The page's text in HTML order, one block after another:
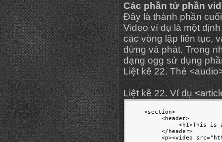
Các phần tử phần
Đây là thành phần
Video ví dụ là một
các vòng lặp liên tục,
dừng và phát. Trong
dạng ogg sử dụng
Liệt kê 22. Thẻ
Liệt kê 22. Ví dụ
     <section>
          <header>
<h1>This is
          </header>
<p><video